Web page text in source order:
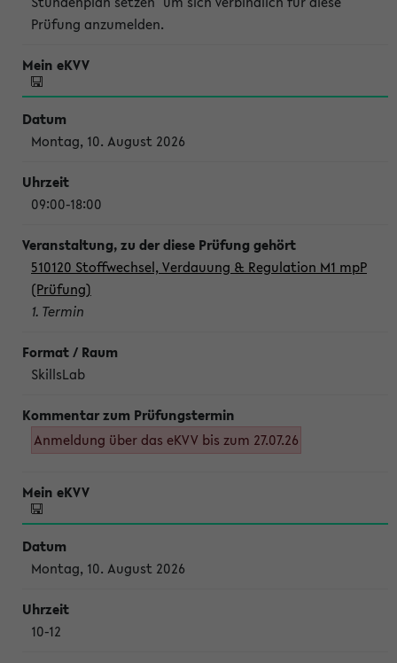
Prüfung anzumelden.
Montag, 10. August 2026
09:00-18:00
510120 Stoffwechsel, Verdauung & Regulation M1 mpP
(Prüfung)
1. Termin
SkillsLab
Anmeldung über das eKVV bis zum 27.07.26
Montag, 10. August 2026
10-12